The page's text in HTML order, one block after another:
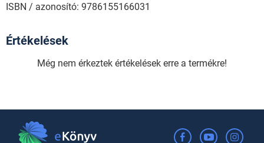
ISBN / azonosító: 9786155166031
Értékelések
Még nem érkeztek értékelések erre a termékre!